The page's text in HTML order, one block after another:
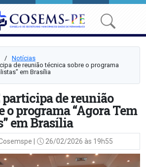
⠀/⠀ Notícias
de reunião técnica sobre o programa
em Brasília
participa de reunião
o programa “Agora Tem
em Brasília
| 26/02/2026 às 19h55